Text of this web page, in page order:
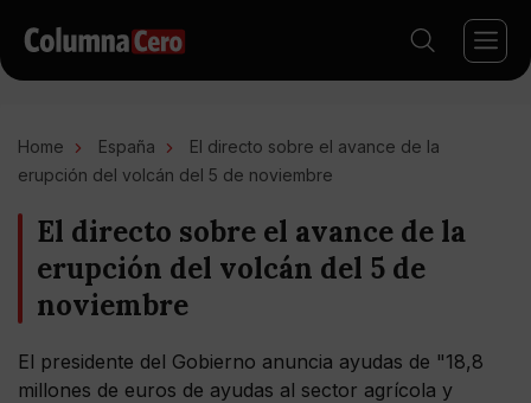
Home España
El directo sobre el avance de la
erupción del volcán del 5 de noviembre
El directo sobre el avance de la
erupción del volcán del 5 de
noviembre
El presidente del Gobierno anuncia ayudas de "18,8
millones de euros de ayudas al sector agrícola y